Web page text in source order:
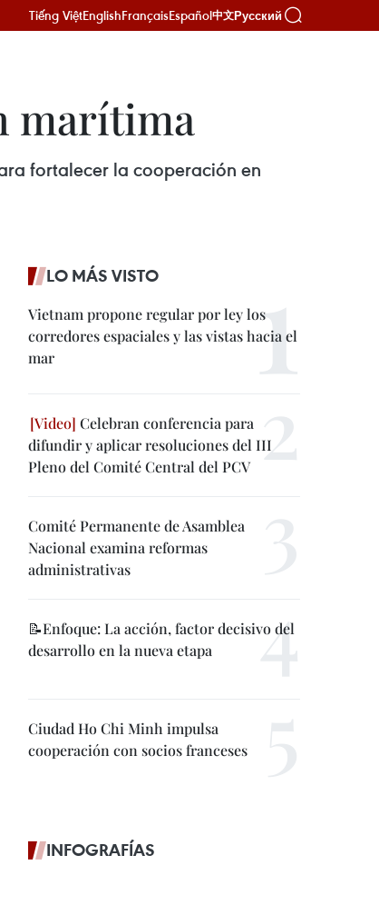
Tiếng ViệtEnglishFrançaisEspañol中文Русский
marítima
fortalecer la cooperación en
LO MÁS VISTO
Vietnam propone regular por ley los
corredores espaciales y las vistas hacia el
mar
Celebran conferencia para
difundir y aplicar resoluciones del III
Pleno del Comité Central del PCV
Comité Permanente de Asamblea
Nacional examina reformas
administrativas
📝Enfoque: La acción, factor decisivo del
desarrollo en la nueva etapa
Ciudad Ho Chi Minh impulsa
cooperación con socios franceses
INFOGRAFÍAS